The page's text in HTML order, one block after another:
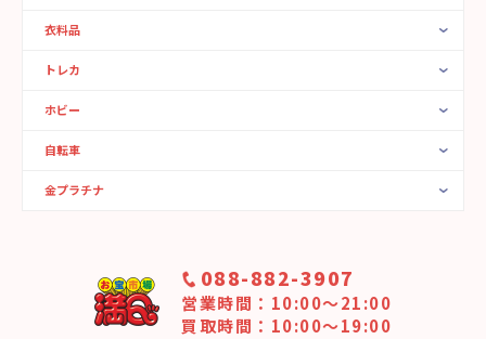
衣料品
トレカ
ホビー
自転車
金プラチナ
088-882-3907
営業時間：10:00〜21:00
買取時間：10:00～19:00